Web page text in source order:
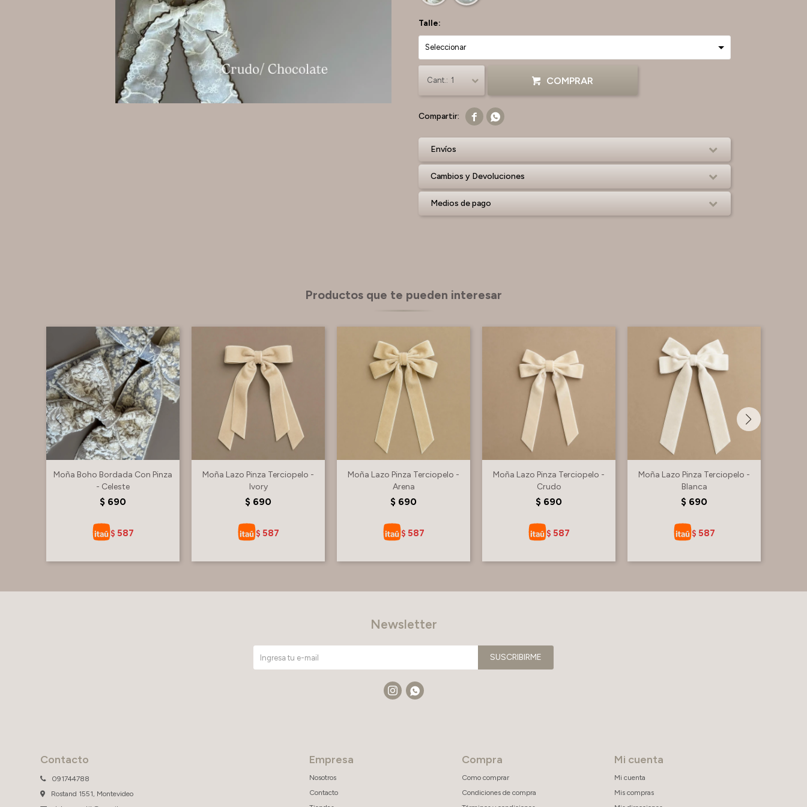
Talle:
1 COMPRAR
 
Envíos
Cambios y Devoluciones
Medios de pago
Productos que te pueden interesar
Moña Boho Bordada Con Pinza
- Celeste
$ 690
$ 587
Moña Lazo Pinza Terciopelo -
Ivory
$ 690
$ 587
Moña Lazo Pinza Terciopelo -
Arena
$ 690
$ 587
Moña Lazo Pinza Terciopelo -
Crudo
$ 690
$ 587
Moña Lazo Pinza Terciopelo -
Blanca
$ 690
$ 587
Contacto
091744788
Rostand 1551, Montevideo
Empresa
Nosotros
Contacto
Compra
Como comprar
Condiciones de compra
Mi cuenta
Mi cuenta
Mis compras
Newsletter
SUSCRIBIRME
 